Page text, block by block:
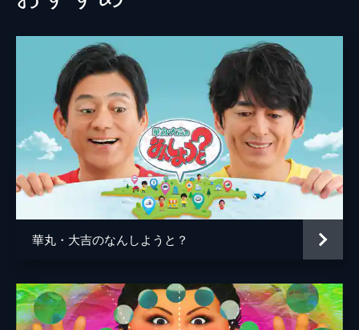
嶋がノリノリなんですが！紅葉の八甲田山が
#8 初登場！前田敦子▼絶景！奥京都の旅
■行くぞ！奥京都グルメ街道139キロ！■チョ
イと絶景の“美山かやぶきの里”目指すは世界
遺産の東寺■初登場の前田敦子＆タイムマシ
ーン3号の関が大暴れだぁ！ヤバいよSP
120分
#9 新春SP！フット後藤＆上原浩治＆ホラ
ン千秋
■行くぞ！北関東パワスポ街道を縦断196キ
ロ！■名湯＜草津温泉＞から伊香保通ってゴ
場！元メジャーリーガー上原浩治も絶好調！
215分
華丸・大吉のなんしようと？